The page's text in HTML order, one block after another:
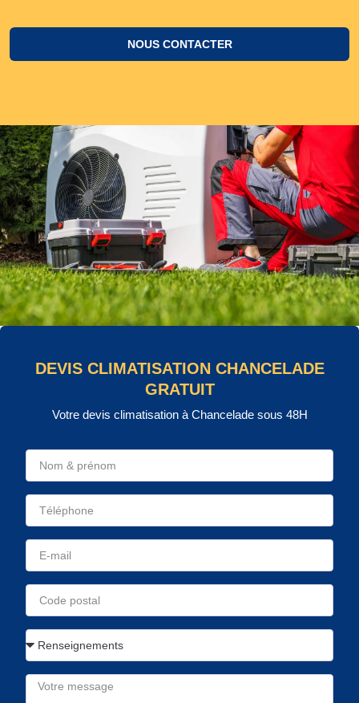
NOUS CONTACTER
DEVIS CLIMATISATION CHANCELADE
GRATUIT
Votre devis climatisation à Chancelade sous 48H